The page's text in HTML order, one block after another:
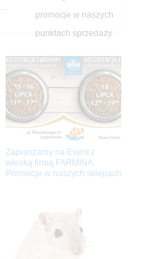
Zapraszamy na Event z
włoską firmą FARMINA.
Promocje w naszych sklepach